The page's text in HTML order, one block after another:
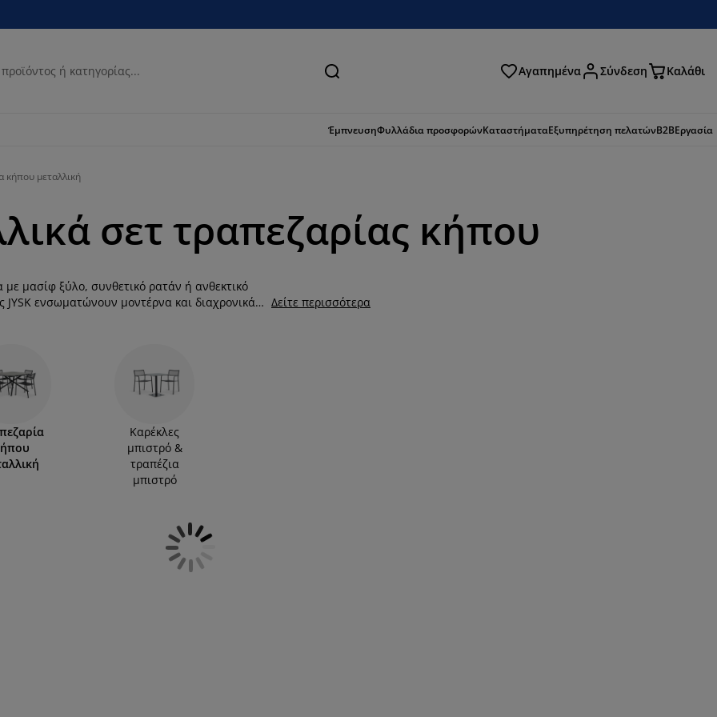
Αναζήτηση Αγαπημένα Σύνδεση Καλάθι
ΈμπνευσηΦυλλάδια προσφορώνΚαταστήματαΕξυπηρέτηση πελατώνB2BΕργασία
κήπου μεταλλική
σετ τραπεζαρίας κήπου
μασίφ ξύλο, συνθετικό ρατάν ή ανθεκτικό
ενσωματώνουν μοντέρνα και διαχρονικά
προστασία, διατηρώντας τα σε άριστη
JYSK ή πραγματοποιήστε με ασφάλεια τις
σας σετ τραπεζαρίας κήπου! Το άρτια
Δείτε περισσότερα
Καρέκλες
μπιστρό &
τραπέζια
μπιστρό